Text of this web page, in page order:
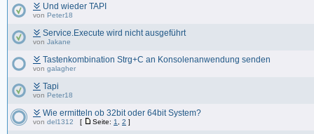
Und wieder TAPI
von Peter18
Service.Execute wird nicht ausgeführt
von Jakane
Tastenkombination Strg+C an Konsolenanwendung senden
von galagher
Tapi
von Peter18
Wie ermitteln ob 32bit oder 64bit System?
von del1312 [ Seite: 1 2 ]